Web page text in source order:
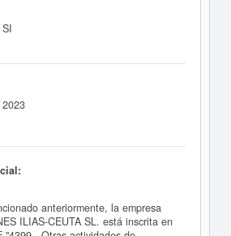
SI
2023
anteriormente, la empresa
ILIAS-CEUTA SL. está inscrita en